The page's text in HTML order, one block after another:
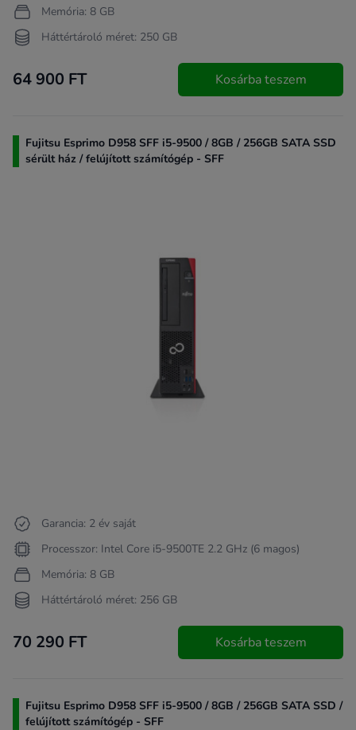
Memória: 8 GB
Háttértároló méret: 250 GB
64 900 FT Kosárba teszem
Fujitsu Esprimo D958 SFF i5-9500 / 8GB / 256GB SATA SSD
sérült ház / felújított számítógép - SFF
Garancia: 2 év saját
Processzor: Intel Core i5-9500TE 2.2 GHz (6 magos)
Memória: 8 GB
Háttértároló méret: 256 GB
70 290 FT Kosárba teszem
Fujitsu Esprimo D958 SFF i5-9500 / 8GB / 256GB SATA SSD /
felújított számítógép - SFF